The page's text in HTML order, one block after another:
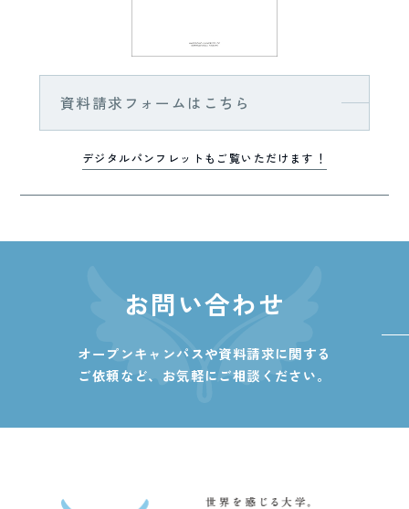
資料請求フォームはこちら
デジタルパンフレットもご覧いただけます！
お問い合わせ
オープンキャンパスや資料請求に関する
ご依頼など、 お気軽にご相談ください。